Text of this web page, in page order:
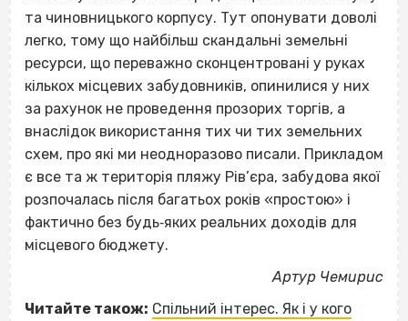
та чиновницького корпусу. Тут опонувати доволі
легко, тому що найбільш скандальні земельні
ресурси, що переважно сконцентровані у руках
кількох місцевих забудовників, опинилися у них
за рахунок не проведення прозорих торгів, а
внаслідок використання тих чи тих земельних
схем, про які ми неодноразово писали. Прикладом
є все та ж територія пляжу Рів’єра, забудова якої
розпочалась після багатьох років «простою» і
фактично без будь‐яких реальних доходів для
місцевого бюджету.
Артур Чемирис
Читайте також: Спільний інтерес. Як і у кого